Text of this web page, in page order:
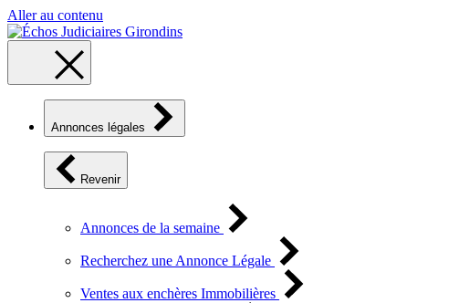
Aller au contenu
Annonces légales
Revenir
Annonces de la semaine
Recherchez une Annonce Légale
Ventes aux enchères Immobilières